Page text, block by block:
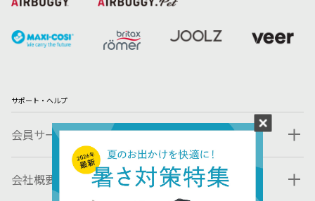
サポート・ヘルプ
会員サービス
会社概要・規約